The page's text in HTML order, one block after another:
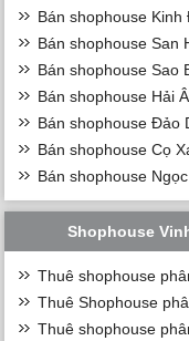
Bán shophouse Kinh
Bán shophouse San
Bán shophouse Sao
Bán shophouse Hải
Bán shophouse Đảo
Bán shophouse Cọ
Bán shophouse
Shophouse
Thuê shophouse
Thuê Shophouse
Thuê shophouse